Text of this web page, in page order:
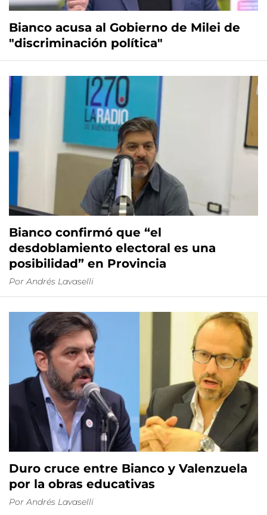
Bianco acusa al Gobierno de Milei de
"discriminación política"
Bianco confirmó que “el
desdoblamiento electoral es una
posibilidad” en Provincia
Por Andrés Lavaselli
Duro cruce entre Bianco y Valenzuela
por la obras educativas
Por Andrés Lavaselli